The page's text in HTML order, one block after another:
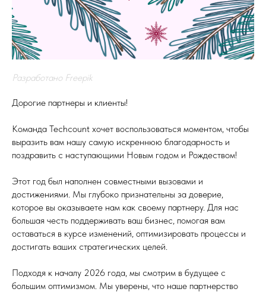
Разработано Freepik
Дорогие партнеры и клиенты!
Команда Techcount хочет воспользоваться моментом, чтобы
выразить вам нашу самую искреннюю благодарность и
поздравить с наступающими Новым годом и Рождеством!
Этот год был наполнен совместными вызовами и
достижениями. Мы глубоко признательны за доверие,
которое вы оказываете нам как своему партнеру. Для нас
большая честь поддерживать ваш бизнес, помогая вам
оставаться в курсе изменений, оптимизировать процессы и
достигать ваших стратегических целей.
Подходя к началу 2026 года, мы смотрим в будущее с
большим оптимизмом. Мы уверены, что наше партнерство